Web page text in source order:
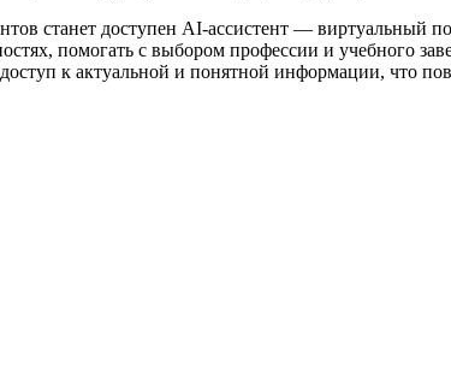
станет доступен AI-ассистент — виртуальный
помогать с выбором профессии и учебного
к актуальной и понятной информации, что